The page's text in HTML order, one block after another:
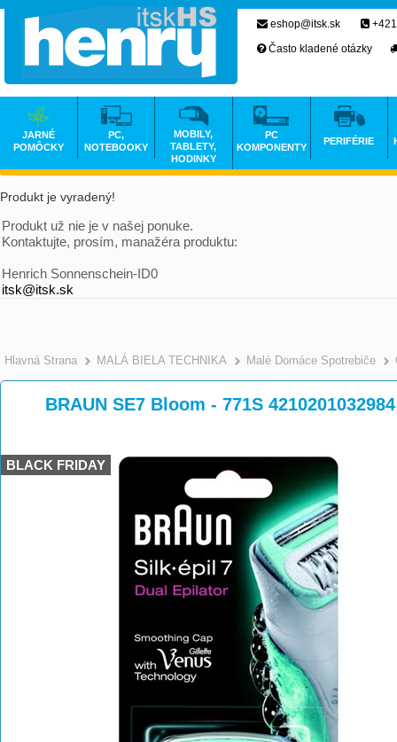
Produkt je vyradený!
Produkt už nie je v našej ponuke.
Kontaktujte, prosím, manažéra produktu:
Henrich Sonnenschein-ID0
itsk@itsk.sk
Hlavná Strana >
MALÁ BIELA TECHNIKA >
Malé Domáce Spotrebiče
BRAUN SE7 Bloom - 771S 4210201032984
BLACK FRIDAY
eshop@itsk.sk
Často kladené otázky
JARNÉ
POMÔCKY
PC,
NOTEBOOKY
MOBILY,
TABLETY,
HODINKY
PC
KOMPONENTY
PERIFÉRIE